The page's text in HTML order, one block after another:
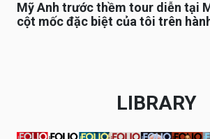
Mỹ Anh trước thềm tour diễn tại
cột mốc đặc biệt của tôi trên
LIBRARY